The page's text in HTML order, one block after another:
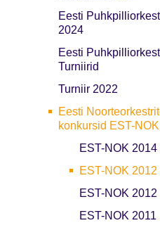
Eesti
2024
Eesti
Turniirid
Turniir 2022
Eesti
konkursid EST-NOK
EST-NOK 2014
EST-NOK
EST-NOK 2012
EST-NOK 2011